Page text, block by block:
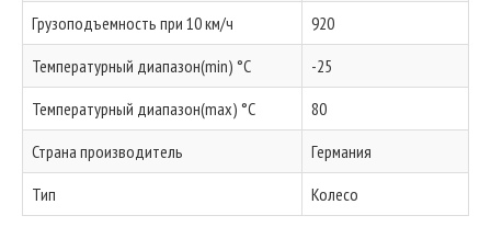
Грузоподъемность при 10 км/ч
920
Температурный диапазон(min) °C
-25
Температурный диапазон(max) °C
80
Страна производитель
Германия
Тип
Колесо